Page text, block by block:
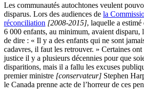
Les communautés autochtones veulent
disparus. Lors des audiences de la
réconciliation [2008-2015], laquelle a estimé
6 000 enfants, au minimum, avaient disparu,
de dire : « Il y a des enfants qui ne sont
cadavres, il faut les retrouver. » Certaines ont
justice il y a plusieurs décennies pour que
disparitions, mais il a fallu les excuses
premier ministre [conservateur] Stephen
le Canada prenne acte de l’horreur de ces